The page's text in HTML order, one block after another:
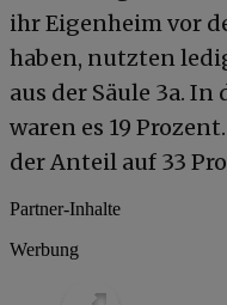
ihr Eigenheim vor
haben, nutzten
aus der Säule 3a. In
waren es 19
der Anteil auf 33
Partner-Inhalte
Werbung